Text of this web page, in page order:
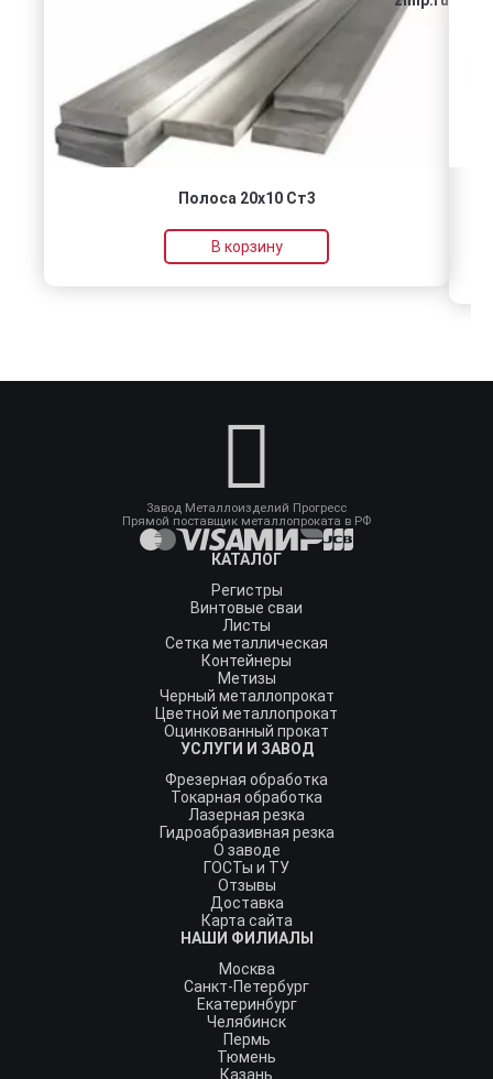
Полоса 20х10 Ст3
В корзину
Завод Металлоизделий Прогресс
Прямой поставщик металлопроката в РФ
КАТАЛОГ
Регистры
Винтовые сваи
Листы
Сетка металлическая
Контейнеры
Метизы
Черный металлопрокат
Цветной металлопрокат
Оцинкованный прокат
УСЛУГИ И ЗАВОД
Фрезерная обработка
Токарная обработка
Лазерная резка
Гидроабразивная резка
О заводе
ГОСТы и ТУ
Отзывы
Доставка
Карта сайта
НАШИ ФИЛИАЛЫ
Москва
Санкт-Петербург
Екатеринбург
Челябинск
Пермь
Тюмень
Казань